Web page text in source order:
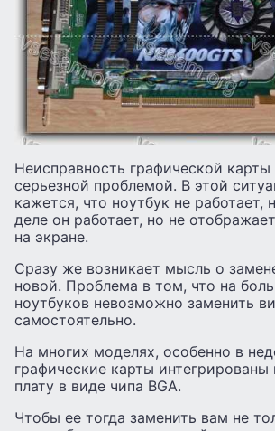
Неисправность графической
серьезной проблемой. В этой
кажется, что ноутбук не работает,
деле он работает, но не
на экране.
Сразу же возникает мысль о
новой. Проблема в том, что на
ноутбуков невозможно заменить
самостоятельно.
На многих моделях, особенно в
графические карты
плату в виде чипа BGA.
Чтобы ее тогда заменить вам не